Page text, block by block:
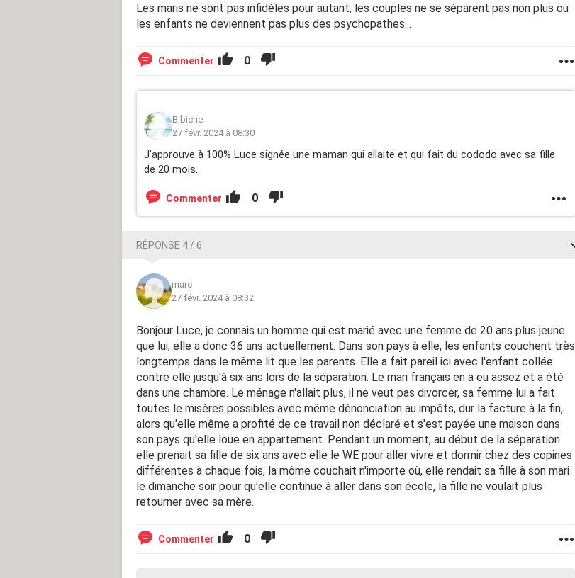
Les maris ne sont pas infidèles pour autant, les couples ne se séparent pas non plus ou
les enfants ne deviennent pas plus des psychopathes...
Commenter 0
Bibiche
27 févr. 2024 à 08:30
J'approuve à 100% Luce signée une maman qui allaite et qui fait du cododo avec sa fille
de 20 mois...
Commenter 0
RÉPONSE 4 / 6
marc
27 févr. 2024 à 08:32
Bonjour Luce, je connais un homme qui est marié avec une femme de 20 ans plus jeune
que lui, elle a donc 36 ans actuellement. Dans son pays à elle, les enfants couchent très
longtemps dans le même lit que les parents. Elle a fait pareil ici avec l'enfant collée
contre elle jusqu'à six ans lors de la séparation. Le mari français en a eu assez et a été
dans une chambre. Le ménage n'allait plus, il ne veut pas divorcer, sa femme lui a fait
toutes le misères possibles avec même dénonciation au impôts, dur la facture à la fin,
alors qu'elle même a profité de ce travail non déclaré et s'est payée une maison dans
son pays qu'elle loue en appartement. Pendant un moment, au début de la séparation
elle prenait sa fille de six ans avec elle le WE pour aller vivre et dormir chez des copines
différentes à chaque fois, la môme couchait n'importe où, elle rendait sa fille à son mari
le dimanche soir pour qu'elle continue à aller dans son école, la fille ne voulait plus
retourner avec sa mère.
Commenter 0